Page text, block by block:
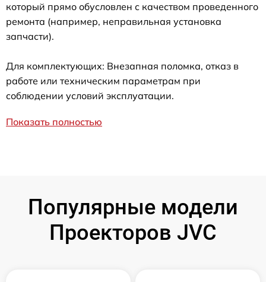
который прямо обусловлен с качеством проведенного
ремонта (например, неправильная установка
запчасти).
Для комплектующих: Внезапная поломка, отказ в
работе или техническим параметрам при
соблюдении условий эксплуатации.
Показать полностью
Популярные модели
Проекторов JVC